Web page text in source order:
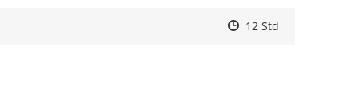
Zeitpunkt des
Zeitpunkt des
12 StdZur Äußerung